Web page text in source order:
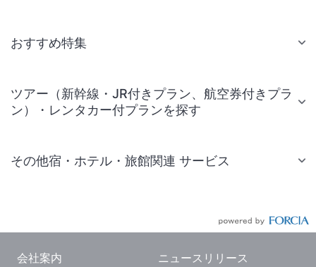
おすすめ特集
ツアー（新幹線・JR付きプラン、航空券付きプラ
ン）・レンタカー付プランを探す
その他宿・ホテル・旅館関連 サービス
会社案内 ニュースリリース